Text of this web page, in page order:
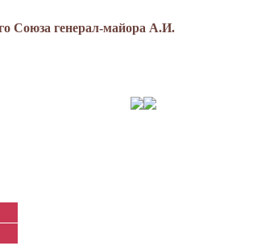
Союза генерал-майора А.И.